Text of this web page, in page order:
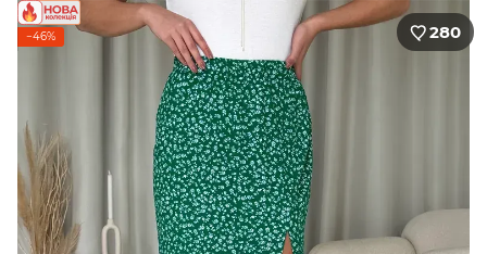
−46% 280